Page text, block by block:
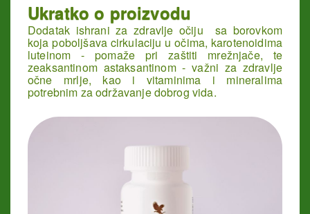
Ukratko o proizvodu
Dodatak ishrani za zdravlje očiju sa borovkom
koja poboljšava cirkulaciju u očima, karotenoidima
luteinom - pomaže pri zaštiti mrežnjače, te
zeaksantinom astaksantinom - važni za zdravlje
očne mrlje, kao i vitaminima i mineralima
potrebnim za održavanje dobrog vida.